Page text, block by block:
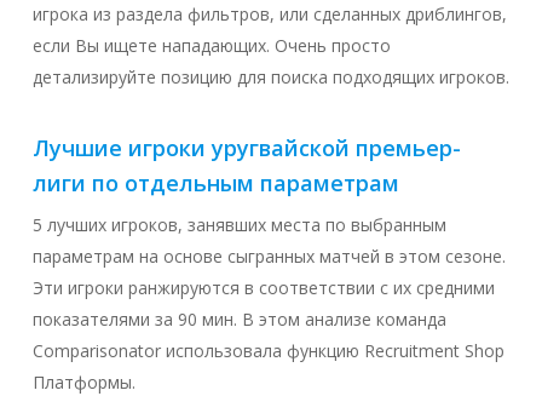
игрока из раздела фильтров, или сделанных дриблингов,
если Вы ищете нападающих. Очень просто
детализируйте позицию для поиска подходящих игроков.
Лучшие игроки уругвайской премьер-
лиги по отдельным параметрам
5 лучших игроков, занявших места по выбранным
параметрам на основе сыгранных матчей в этом сезоне.
Эти игроки ранжируются в соответствии с их средними
показателями за 90 мин. В этом анализе команда
Comparisonator использовала функцию Recruitment Shop
Платформы.